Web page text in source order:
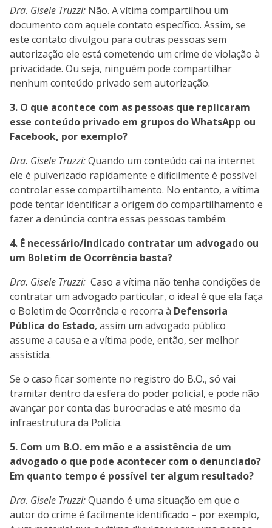
Dra. Gisele Truzzi: Não. A vítima compartilhou um
documento com aquele contato específico. Assim, se
este contato divulgou para outras pessoas sem
autorização ele está cometendo um crime de violação à
privacidade. Ou seja, ninguém pode compartilhar
nenhum conteúdo privado sem autorização.
3. O que acontece com as pessoas que replicaram
esse conteúdo privado em grupos do WhatsApp ou
Facebook, por exemplo?
Dra. Gisele Truzzi:Quando um conteúdo cai na internet
ele é pulverizado rapidamente e dificilmente é possível
controlar esse compartilhamento. No entanto, a vítima
pode tentar identificar a origem do compartilhamento e
fazer a denúncia contra essas pessoas também.
4. É necessário/indicado contratar um advogado ou
um Boletim de Ocorrência basta?
Dra. Gisele Truzzi: Caso a vítima não tenha condições de
contratar um advogado particular, o ideal é que ela faça
o Boletim de Ocorrência e recorra à Defensoria
Pública do Estado, assim um advogado público
assume a causa e a vítima pode, então, ser melhor
assistida.
Se o caso ficar somente no registro do B.O., só vai
tramitar dentro da esfera do poder policial, e pode não
avançar por conta das burocracias e até mesmo da
infraestrutura da Polícia.
5. Com um B.O. em mão e a assistência de um
advogado o que pode acontecer com o denunciado?
Em quanto tempo é possível ter algum resultado?
Dra. Gisele Truzzi:Quando é uma situação em que o
autor do crime é facilmente identificado – por exemplo,